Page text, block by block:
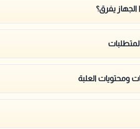
يفرق؟
ومحتويات العلبة